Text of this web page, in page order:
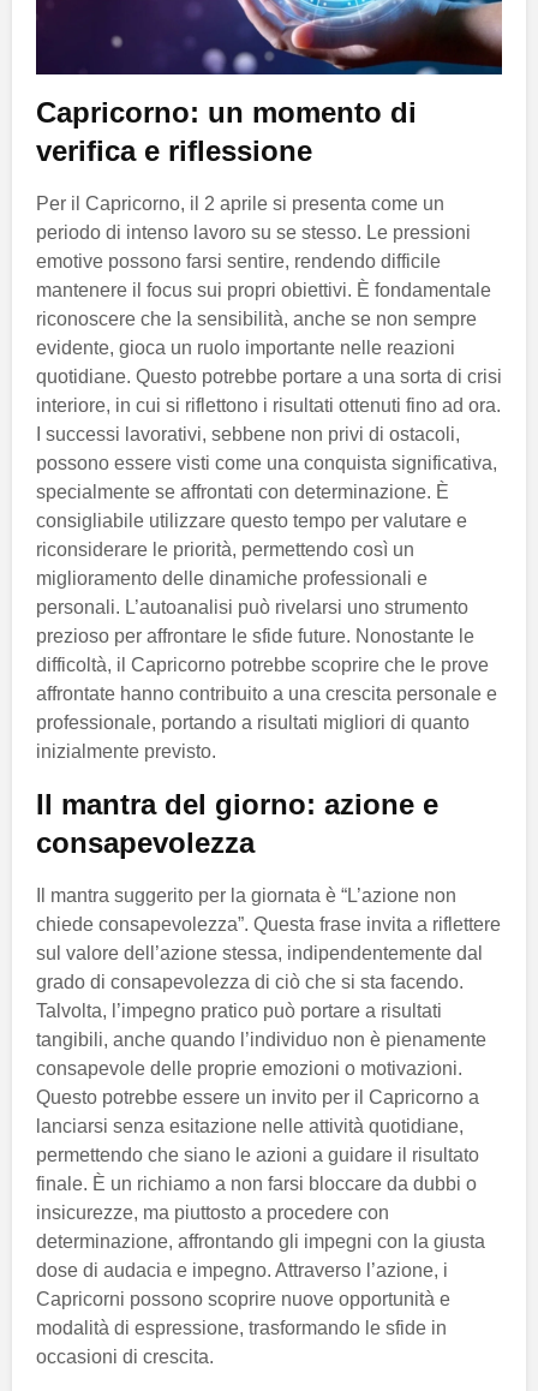
Capricorno: un momento di
verifica e riflessione
Per il Capricorno, il 2 aprile si presenta come un
periodo di intenso lavoro su se stesso. Le pressioni
emotive possono farsi sentire, rendendo difficile
mantenere il focus sui propri obiettivi. È fondamentale
riconoscere che la sensibilità, anche se non sempre
evidente, gioca un ruolo importante nelle reazioni
quotidiane. Questo potrebbe portare a una sorta di crisi
interiore, in cui si riflettono i risultati ottenuti fino ad ora.
I successi lavorativi, sebbene non privi di ostacoli,
possono essere visti come una conquista significativa,
specialmente se affrontati con determinazione. È
consigliabile utilizzare questo tempo per valutare e
riconsiderare le priorità, permettendo così un
miglioramento delle dinamiche professionali e
personali. L’autoanalisi può rivelarsi uno strumento
prezioso per affrontare le sfide future. Nonostante le
difficoltà, il Capricorno potrebbe scoprire che le prove
affrontate hanno contribuito a una crescita personale e
professionale, portando a risultati migliori di quanto
inizialmente previsto.
Il mantra del giorno: azione e
consapevolezza
Il mantra suggerito per la giornata è “L’azione non
chiede consapevolezza”. Questa frase invita a riflettere
sul valore dell’azione stessa, indipendentemente dal
grado di consapevolezza di ciò che si sta facendo.
Talvolta, l’impegno pratico può portare a risultati
tangibili, anche quando l’individuo non è pienamente
consapevole delle proprie emozioni o motivazioni.
Questo potrebbe essere un invito per il Capricorno a
lanciarsi senza esitazione nelle attività quotidiane,
permettendo che siano le azioni a guidare il risultato
finale. È un richiamo a non farsi bloccare da dubbi o
insicurezze, ma piuttosto a procedere con
determinazione, affrontando gli impegni con la giusta
dose di audacia e impegno. Attraverso l’azione, i
Capricorni possono scoprire nuove opportunità e
modalità di espressione, trasformando le sfide in
occasioni di crescita.